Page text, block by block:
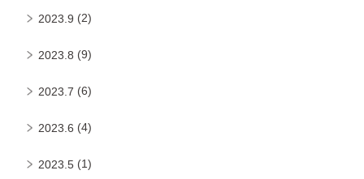
2023.9 (2)
2023.8 (9)
2023.7 (6)
2023.6 (4)
2023.5 (1)